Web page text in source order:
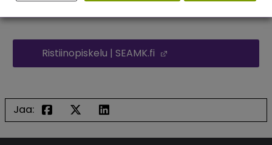
Ristiinopiskelu | SEAMK.fi
Jaa: